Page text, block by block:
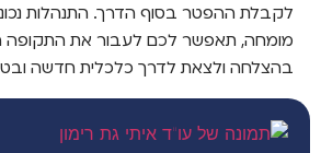
לקבלת ההפטר בסוף הדרך. התנהלות
מומחה, תאפשר לכם לעבור את התקופה
בהצלחה ולצאת לדרך כלכלית חדשה